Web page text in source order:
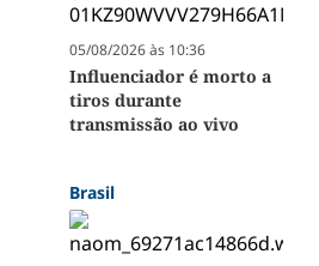
05/08/2026 às 10:36
Influenciador é morto a
tiros durante
transmissão ao vivo
Brasil